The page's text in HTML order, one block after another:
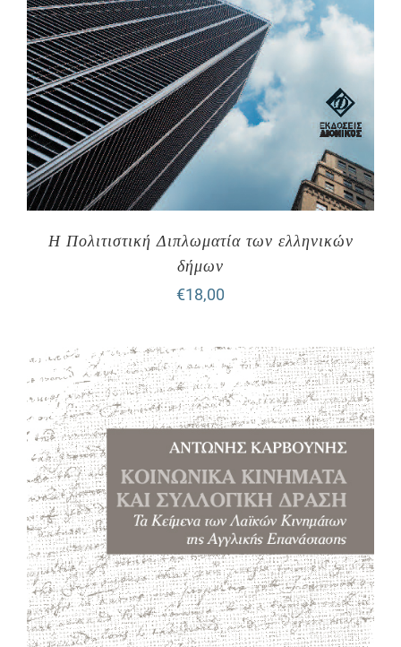
Η Πολιτιστική Διπλωματία των ελληνικών
δήμων
€18,00